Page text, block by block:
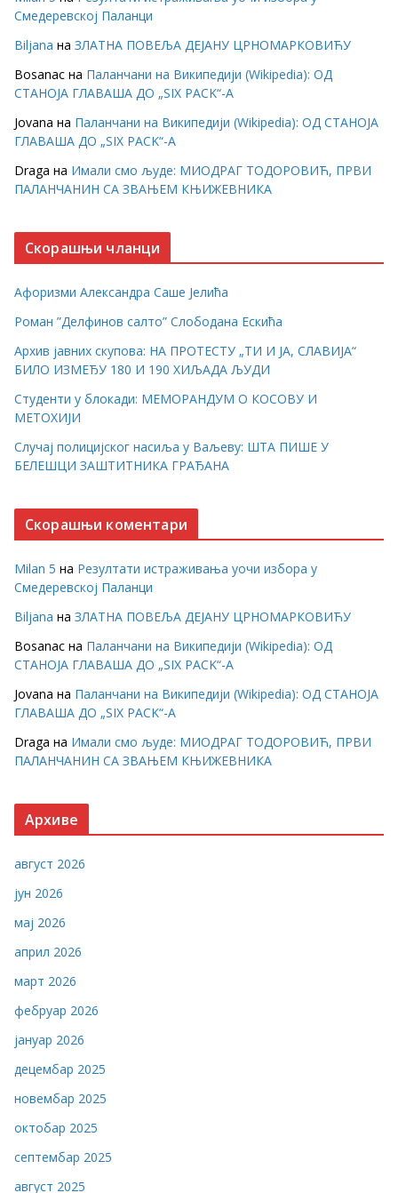
Смедеревској Паланци
Biljana на ЗЛАТНА ПОВЕЉА ДЕЈАНУ ЦРНОМАРКОВИЋУ
Bosanac на Паланчани на Википедији (Wikipedia): ОД
СТАНОЈА ГЛАВАША ДО „SIX PACK“-А
Jovana на Паланчани на Википедији (Wikipedia): ОД СТАНОЈА
ГЛАВАША ДО „SIX PACK“-А
Draga на Имали смо људе: МИОДРАГ ТОДОРОВИЋ, ПРВИ
ПАЛАНЧАНИН СА ЗВАЊЕМ КЊИЖЕВНИКА
Скорашњи чланци
Афоризми Александра Саше Јелића
Роман ”Делфинов салто” Слободана Ескића
Архив јавних скупова: НА ПРОТЕСТУ „ТИ И ЈА, СЛАВИЈА“
БИЛО ИЗМЕЂУ 180 И 190 ХИЉАДА ЉУДИ
Студенти у блокади: МЕМОРАНДУМ О КОСОВУ И
МЕТОХИЈИ
Случај полицијског насиља у Ваљеву: ШТА ПИШЕ У
БЕЛЕШЦИ ЗАШТИТНИКА ГРАЂАНА
Скорашњи коментари
Milan 5 на Резултати истраживања уочи избора у
Смедеревској Паланци
Biljana на ЗЛАТНА ПОВЕЉА ДЕЈАНУ ЦРНОМАРКОВИЋУ
Bosanac на Паланчани на Википедији (Wikipedia): ОД
СТАНОЈА ГЛАВАША ДО „SIX PACK“-А
Jovana на Паланчани на Википедији (Wikipedia): ОД СТАНОЈА
ГЛАВАША ДО „SIX PACK“-А
Draga на Имали смо људе: МИОДРАГ ТОДОРОВИЋ, ПРВИ
ПАЛАНЧАНИН СА ЗВАЊЕМ КЊИЖЕВНИКА
Архиве
август 2026
јун 2026
мај 2026
април 2026
март 2026
фебруар 2026
јануар 2026
децембар 2025
новембар 2025
октобар 2025
септембар 2025
август 2025